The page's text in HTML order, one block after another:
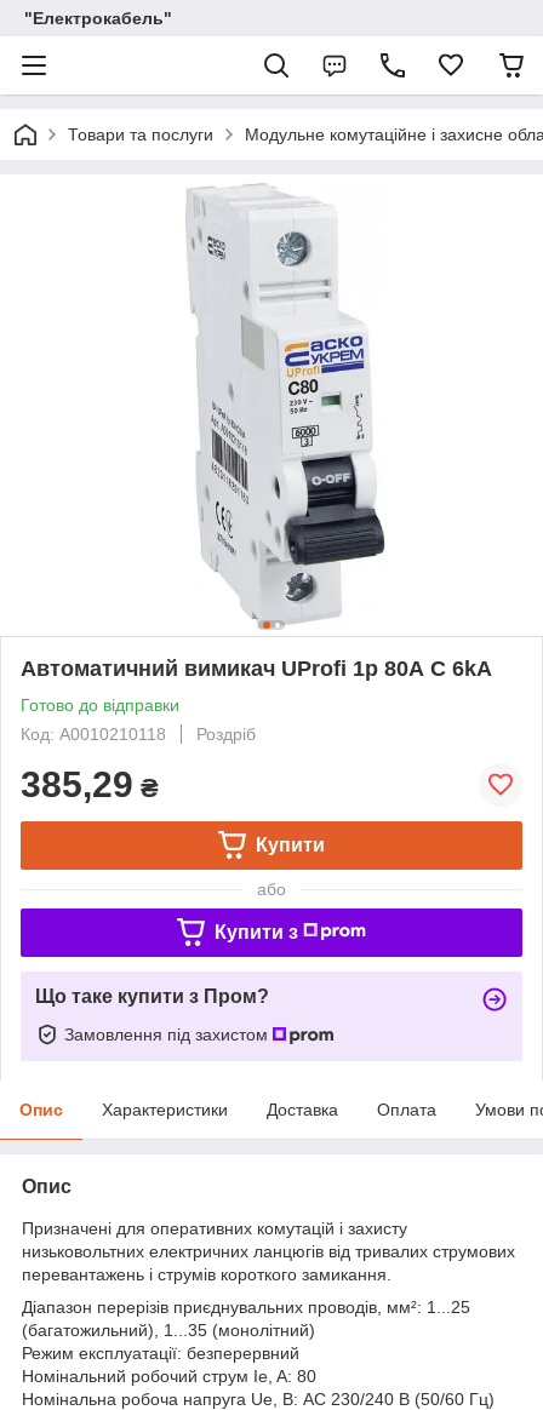
"Електрокабель"
Товари та послуги Модульне комутаційне і захисне
Автоматичний вимикач UProfi 1р 80А C 6kА
Готово до відправки
Код: A0010210118
Роздріб
385,29 ₴
Купити
або
Купити з
Що таке купити з Пром?
Замовлення під захистом
Опис Характеристики Доставка Оплата Умови
Опис
Призначені для оперативних комутацій і захисту
низьковольтних електричних ланцюгів від тривалих струмових
перевантажень і струмів короткого замикання.
Діапазон перерізів приєднувальних проводів, мм²: 1...25
(багатожильний), 1...35 (монолітний)
Режим експлуатації: безперервний
Номінальний робочий струм Ie, A: 80
Номінальна робоча напруга Ue, В: АС 230/240 В (50/60 Гц)